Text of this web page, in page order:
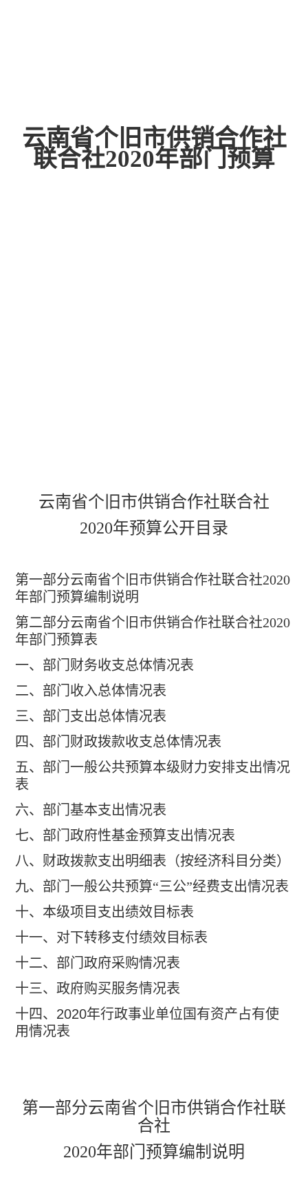
云南省个旧市供销合作社
联合社2020年部门预算
云南省个旧市供销合作社联合社
2020年预算公开目录
第一部分云南省个旧市供销合作社联合社2020
年部门预算编制说明
第二部分云南省个旧市供销合作社联合社2020
年部门预算表
一、部门财务收支总体情况表
二、部门收入总体情况表
三、部门支出总体情况表
四、部门财政拨款收支总体情况表
五、部门一般公共预算本级财力安排支出情况
表
六、部门基本支出情况表
七、部门政府性基金预算支出情况表
八、财政拨款支出明细表（按经济科目分类）
九、部门一般公共预算“三公”经费支出情况表
十、本级项目支出绩效目标表
十一、对下转移支付绩效目标表
十二、部门政府采购情况表
十三、政府购买服务情况表
十四、 2020年行政事业单位国有资产占有使
用情况表
第一部分云南省个旧市供销合作社联
合社
2020年部门预算编制说明